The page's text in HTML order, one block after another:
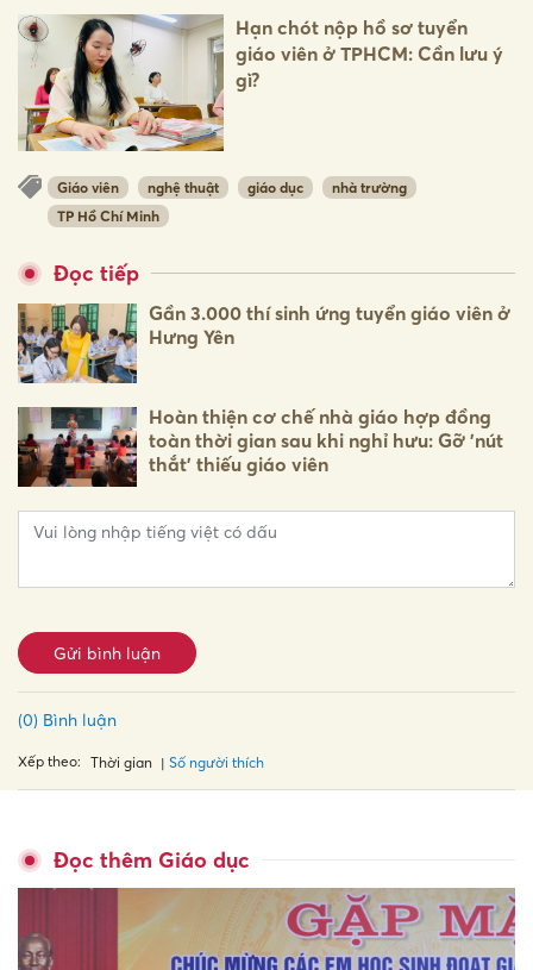
Hạn chót nộp hồ sơ tuyển
giáo viên ở TPHCM: Cần lưu ý
gì?
Giáo viên nghệ thuật giáo dục
nhà trường
TP Hồ Chí Minh
Đọc tiếp
Gần 3.000 thí sinh ứng tuyển giáo viên ở
Hưng Yên
Hoàn thiện cơ chế nhà giáo hợp đồng
toàn thời gian sau khi nghỉ hưu: Gỡ 'nút
thắt' thiếu giáo viên
Gửi bình luận
(0) Bình luận
Xếp theo: Thời gian Số người thích
Đọc thêm Giáo dục